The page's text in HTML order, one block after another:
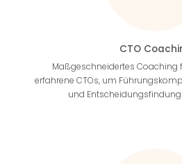
CTO
Maßgeschneidertes Coaching
erfahrene CTOs, um
und